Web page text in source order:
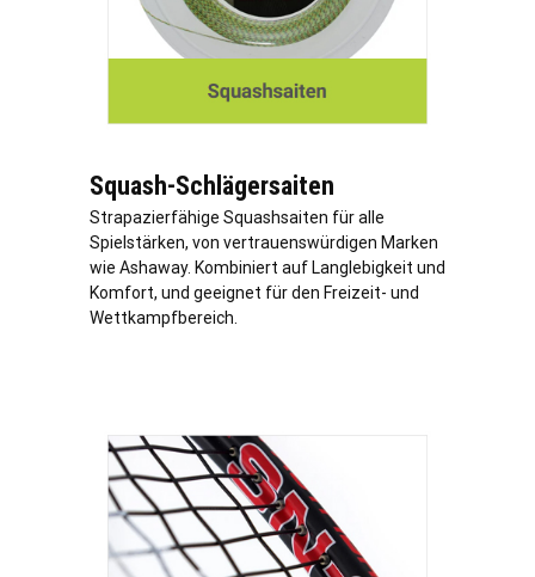
Squash-Schlägersaiten
Strapazierfähige Squashsaiten für alle
Spielstärken, von vertrauenswürdigen Marken
wie Ashaway. Kombiniert auf Langlebigkeit und
Komfort, und geeignet für den Freizeit- und
Wettkampfbereich.